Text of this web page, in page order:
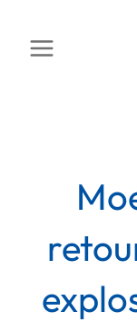
contenu